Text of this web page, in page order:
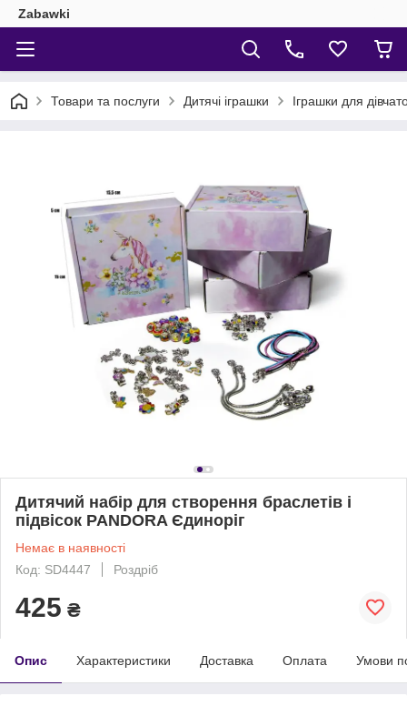
Zabawki
Товари та послуги Дитячі іграшки Іграшки для
Дитячий набір для створення браслетів і
підвісок PANDORA Єдиноріг
Немає в наявності
Код: SD4447
Роздріб
425 ₴
Опис Характеристики Доставка Оплата Умови